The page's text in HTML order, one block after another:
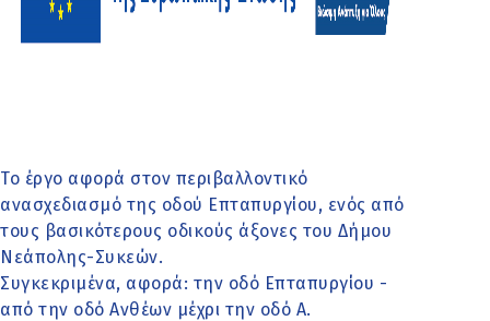
Το έργο αφορά στον περιβαλλοντικό
ανασχεδιασμό της οδού Επταπυργίου, ενός από
τους βασικότερους οδικούς άξονες του Δήμου
Νεάπολης-Συκεών.
Συγκεκριμένα, αφορά: την οδό Επταπυργίου -
από την οδό Ανθέων μέχρι την οδό Α.